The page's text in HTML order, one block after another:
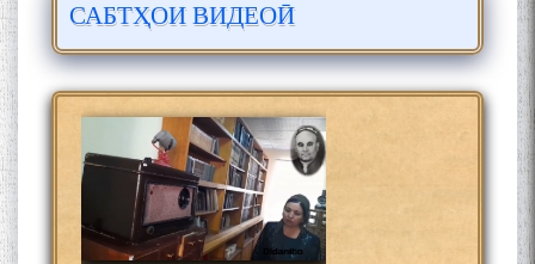
САБТҲОИ ВИДЕОӢ
Сайре дар Осорхона
Муҳаммадҷон Раҳимӣ